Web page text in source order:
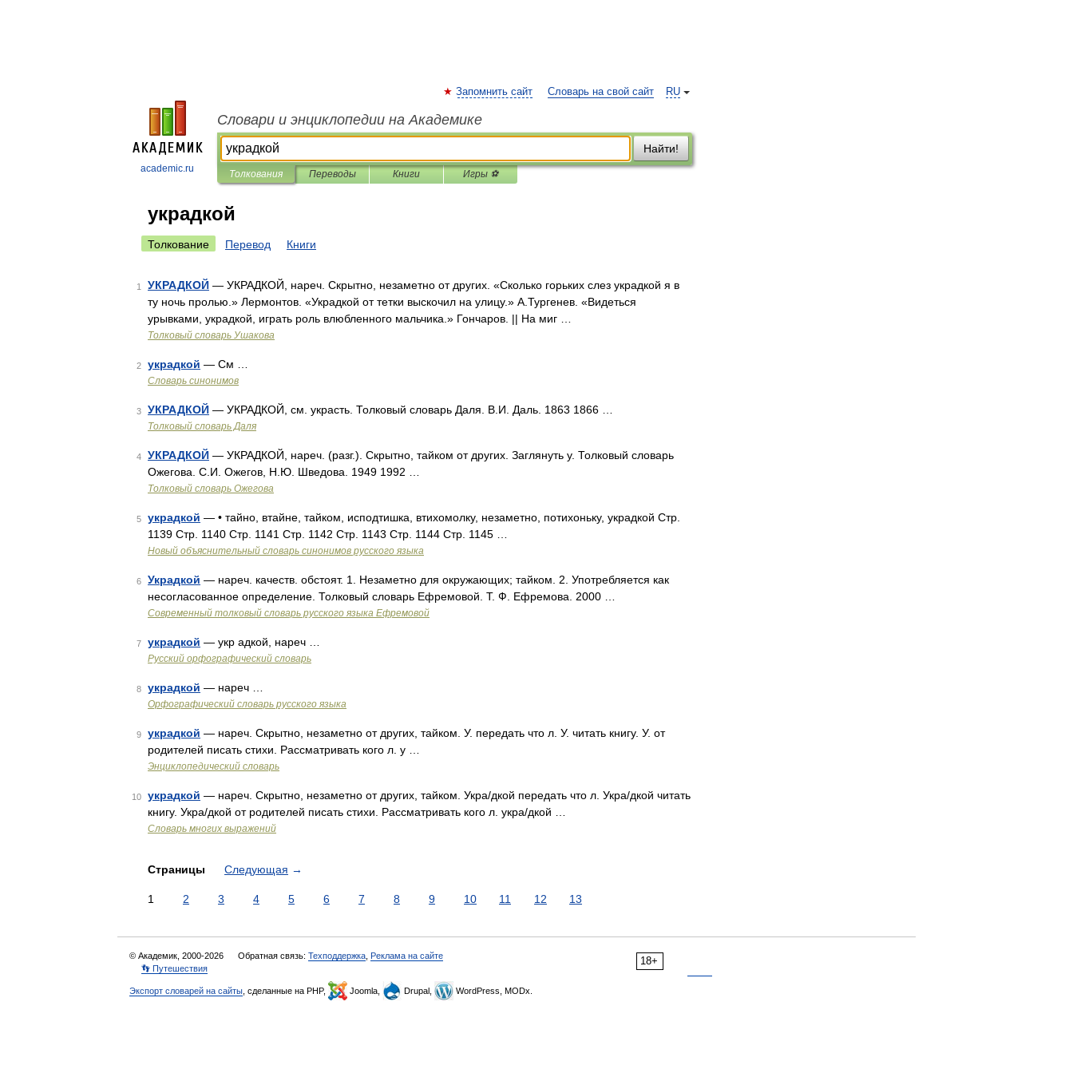
academic.ru
RU
Запомнить сайт Словарь на свой сайт
Словари и энциклопедии на Академике
Найти!
Толкования Переводы Книги Игры ⚽
украдкой
Толкование Перевод Книги
1 УКРАДКОЙ — УКРАДКОЙ, нареч. Скрытно, незаметно от других. «Сколько горьких слез украдкой я в
ту ночь пролью.» Лермонтов. «Украдкой от тетки выскочил на улицу.» А.Тургенев. «Видеться
урывками, украдкой, играть роль влюбленного мальчика.» Гончаров. || На миг …
Толковый словарь Ушакова
2 украдкой — См …
Словарь синонимов
3 УКРАДКОЙ — УКРАДКОЙ, см. украсть. Толковый словарь Даля. В.И. Даль. 1863 1866 …
Толковый словарь Даля
4 УКРАДКОЙ — УКРАДКОЙ, нареч. (разг.). Скрытно, тайком от других. Заглянуть у. Толковый словарь
Ожегова. С.И. Ожегов, Н.Ю. Шведова. 1949 1992 …
Толковый словарь Ожегова
5 украдкой — • тайно, втайне, тайком, исподтишка, втихомолку, незаметно, потихоньку, украдкой Стр.
1139 Стр. 1140 Стр. 1141 Стр. 1142 Стр. 1143 Стр. 1144 Стр. 1145 …
Новый объяснительный словарь синонимов русского языка
6 Украдкой — нареч. качеств. обстоят. 1. Незаметно для окружающих; тайком. 2. Употребляется как
несогласованное определение. Толковый словарь Ефремовой. Т. Ф. Ефремова. 2000 …
Современный толковый словарь русского языка Ефремовой
7 украдкой — укр адкой, нареч …
Русский орфографический словарь
8 украдкой — нареч …
Орфографический словарь русского языка
9 украдкой — нареч. Скрытно, незаметно от других, тайком. У. передать что л. У. читать книгу. У. от
родителей писать стихи. Рассматривать кого л. у …
Энциклопедический словарь
10 украдкой — нареч. Скрытно, незаметно от других, тайком. Укра/дкой передать что л. Укра/дкой читать
книгу. Укра/дкой от родителей писать стихи. Рассматривать кого л. укра/дкой …
Словарь многих выражений
Страницы Следующая →
1 2 3 4 5 6 7 8 9 10 11 12 13
18+
© Академик, 2000-2026 Обратная связь: Техподдержка Реклама на сайте
👣 Путешествия
Экспорт словарей на сайты , сделанные на PHP, Joomla, Drupal, WordPress, MODx.